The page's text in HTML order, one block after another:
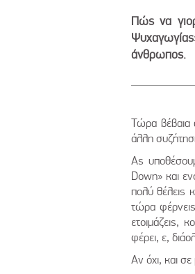
Πώς να
άνθρωπος.
Τώρα βέβαια
άλλη
Ας
Down» και
πολύ θέλεις
τώρα
ετοιμάζεις,
φέρει, ε,
Αν όχι, και σε